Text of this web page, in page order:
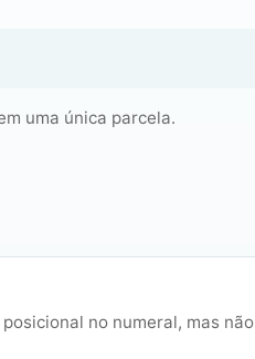
uma única parcela.
no numeral, mas não